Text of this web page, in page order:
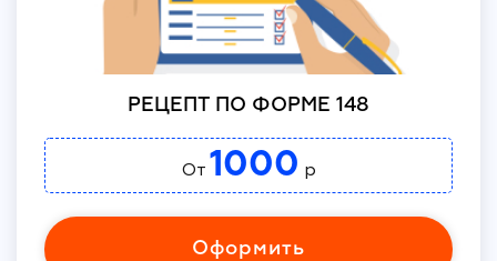
РЕЦЕПТ ПО ФОРМЕ 148
От 1000 р
Оформить